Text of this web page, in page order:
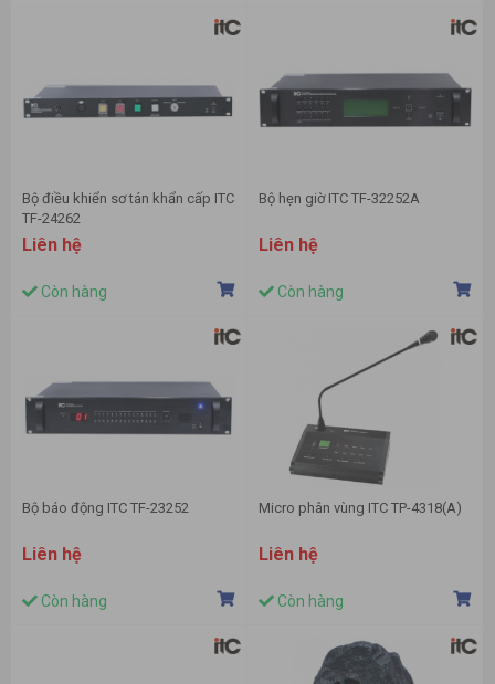
Bộ điều khiển sơ tán khẩn cấp ITC
TF-24262
Liên hệ
Còn hàng
Bộ hẹn giờ ITC TF-32252A
Liên hệ
Còn hàng
Bộ báo động ITC TF-23252
Liên hệ
Còn hàng
Micro phân vùng ITC TP-4318(A)
Liên hệ
Còn hàng